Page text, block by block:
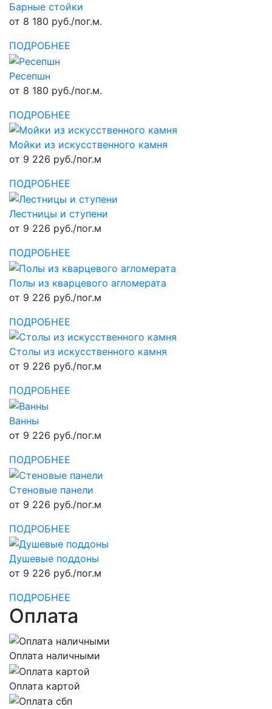
Барные стойки
от 8 180 руб./пог.м.
ПОДРОБНЕЕ
Ресепшн
от 8 180 руб./пог.м.
ПОДРОБНЕЕ
Мойки из искусственного камня
от 9 226 руб./пог.м
ПОДРОБНЕЕ
Лестницы и ступени
от 9 226 руб./пог.м
ПОДРОБНЕЕ
Полы из кварцевого агломерата
от 9 226 руб./пог.м
ПОДРОБНЕЕ
Столы из искусственного камня
от 9 226 руб./пог.м
ПОДРОБНЕЕ
Ванны
от 9 226 руб./пог.м
ПОДРОБНЕЕ
Стеновые панели
от 9 226 руб./пог.м
ПОДРОБНЕЕ
Душевые поддоны
от 9 226 руб./пог.м
ПОДРОБНЕЕ
Оплата
Оплата наличными
Оплата картой